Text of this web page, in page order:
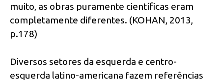
muito, as obras puramente científicas eram
completamente diferentes. (KOHAN, 2013,
p.178)
Diversos setores da esquerda e centro-
esquerda latino-americana fazem referências